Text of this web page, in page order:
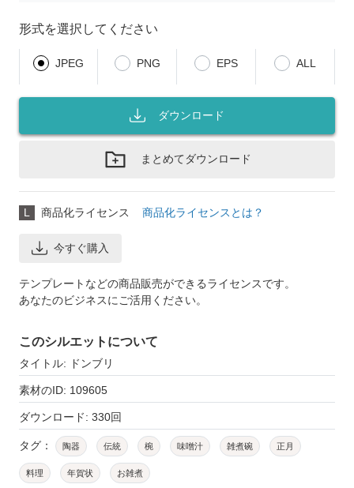
形式を選択してください
JPEG PNG EPS ALL
ダウンロード
まとめてダウンロード
L 商品化ライセンス 商品化ライセンスとは？
今すぐ購入
テンプレートなどの商品販売ができるライセンスです。
あなたのビジネスにご活用ください。
このシルエットについて
タイトル: ドンブリ
素材のID: 109605
ダウンロード: 330回
タグ： 陶器 伝統 椀 味噌汁 雑煮碗 正月
料理 年賀状 お雑煮